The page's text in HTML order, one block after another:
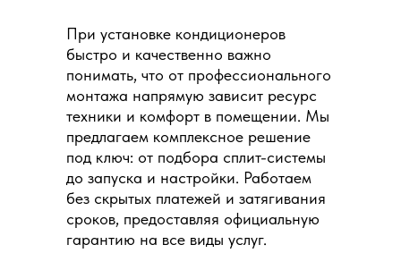
При установке кондиционеров
быстро и качественно важно
понимать, что от профессионального
монтажа напрямую зависит ресурс
техники и комфорт в помещении. Мы
предлагаем комплексное решение
под ключ: от подбора сплит-системы
до запуска и настройки. Работаем
без скрытых платежей и затягивания
сроков, предоставляя официальную
гарантию на все виды услуг.